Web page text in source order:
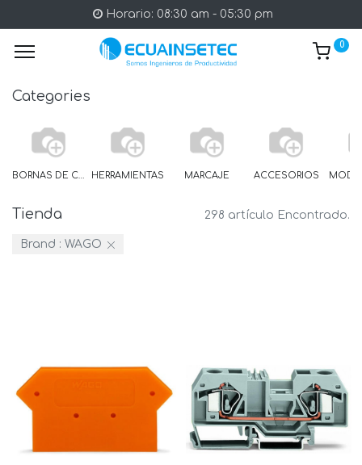
Horario: 08:30 am - 05:30 pm
0
Categories
BORNAS DE CARRIL HERRAMIENTAS MARCAJE ACCESORIOS
Tienda 298 artículo Encontrado.
Brand : WAGO